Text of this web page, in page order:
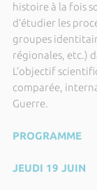
histoire à la fois
d’étudier les
groupes
régionales, etc.)
L’objectif
comparée,
Guerre.
PROGRAMME
JEUDI 19 JUIN